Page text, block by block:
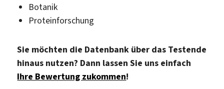
Botanik
Proteinforschung
Sie möchten die Datenbank über das Testende
hinaus nutzen? Dann lassen Sie uns einfach
Ihre Bewertung zukommen!